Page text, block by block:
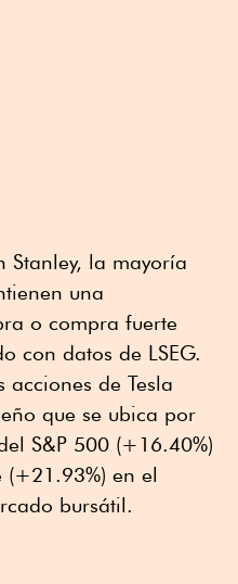
Stanley, la mayoría
una
o compra fuerte
con datos de LSEG.
de Tesla
que se ubica por
S&P 500 (+16.40%)
(+21.93%) en el
bursátil.